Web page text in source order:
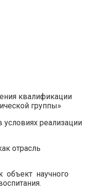
квалификации
группы»
реализации
отрасль
объект научного